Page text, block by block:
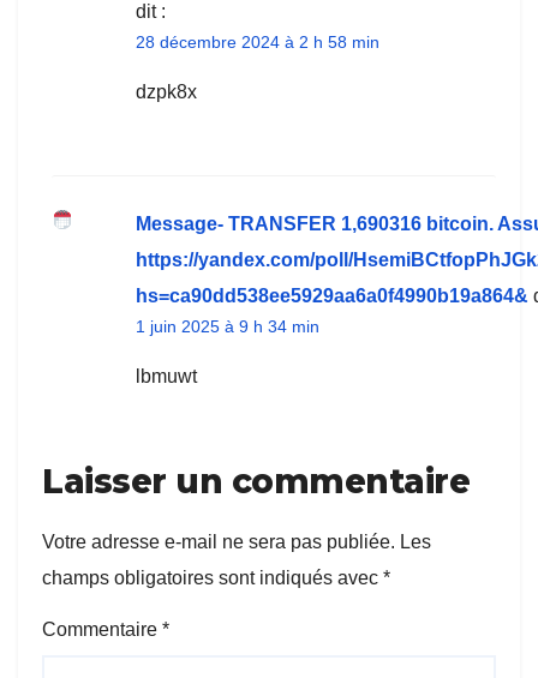
dit :
28 décembre 2024 à 2 h 58 min
dzpk8x
Message- TRANSFER 1,690316 bitcoin.
https://yandex.com/poll/
hs=ca90dd538ee5929aa6a0f4990b19a864&
1 juin 2025 à 9 h 34 min
lbmuwt
Laisser un commentaire
Votre adresse e-mail ne sera pas publiée. Les
champs obligatoires sont indiqués avec *
Commentaire *